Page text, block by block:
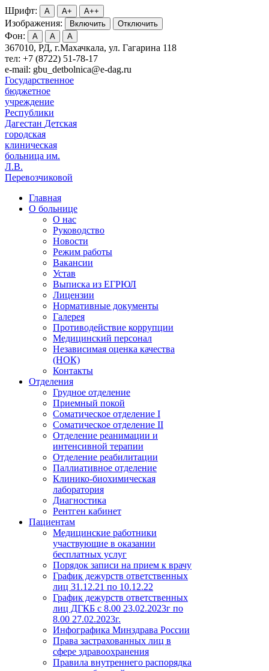
Шрифт: A A+ A++
Изображения: Включить Отключить
Фон: A A A
367010, РД, г.Махачкала, ул. Гагарина 118
тел: +7 (8722) 51-78-17
e-mail: gbu_detbolnica@e-dag.ru
Государственное
бюджетное
учреждение
Республики
Дагестан Детская
городская
клиническая
больница им.
Л.В.
Перевозчиковой
Главная
О больнице
О нас
Руководство
Новости
Режим работы
Вакансии
Устав
Выписка из ЕГРЮЛ
Лицензии
Нормативные документы
Галерея
Противодействие коррупции
Медицинский персонал
Независимая оценка качества
(НОК)
Контакты
Отделения
Грудное отделение
Приемный покой
Соматическое отделение I
Соматическое отделение II
Отделение реанимации и
интенсивной терапии
Отделение реабилитации
Паллиативное отделение
Клинико-биохимическая
лаборатория
Диагностика
Рентген кабинет
Пациентам
Медицинские работники
участвующие в оказании
бесплатных услуг
Порядок записи на прием к врачу
График дежурств ответственных
лиц 31.12.21 по 10.12.22
График дежурств ответственных
лиц ДГКБ с 8.00 23.02.2023г по
8.00 27.02.2023г.
Инфографика Минздрава России
Права застрахованных лиц в
сфере здравоохранения
Правила внутреннего распорядка